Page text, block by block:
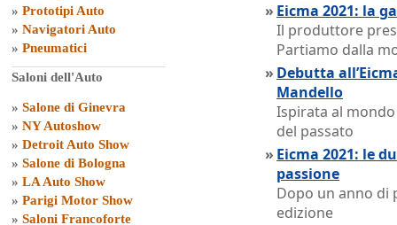
» Prototipi Auto
» Navigatori Auto
» Pneumatici
Saloni dell'Auto
» Salone di Ginevra
» NY Autoshow
» Detroit Auto Show
» Salone di Bologna
» LA Auto Show
» Parigi Motor Show
» Saloni Francoforte
» Eicma 2021: la
Il produttore
Partiamo dalla
» Debutta
Mandello
Ispirata al
del passato
» Eicma 2021: le
passione
Dopo un anno di
edizione